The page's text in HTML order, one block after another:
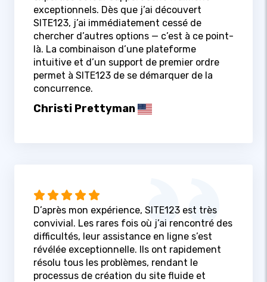
exceptionnels. Dès que j’ai découvert
SITE123, j’ai immédiatement cessé de
chercher d’autres options — c’est à ce point-
là. La combinaison d’une plateforme
intuitive et d’un support de premier ordre
permet à SITE123 de se démarquer de la
concurrence.
Christi Prettyman
D’après mon expérience, SITE123 est très
convivial. Les rares fois où j’ai rencontré des
difficultés, leur assistance en ligne s’est
révélée exceptionnelle. Ils ont rapidement
résolu tous les problèmes, rendant le
processus de création du site fluide et